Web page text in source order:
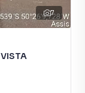
7